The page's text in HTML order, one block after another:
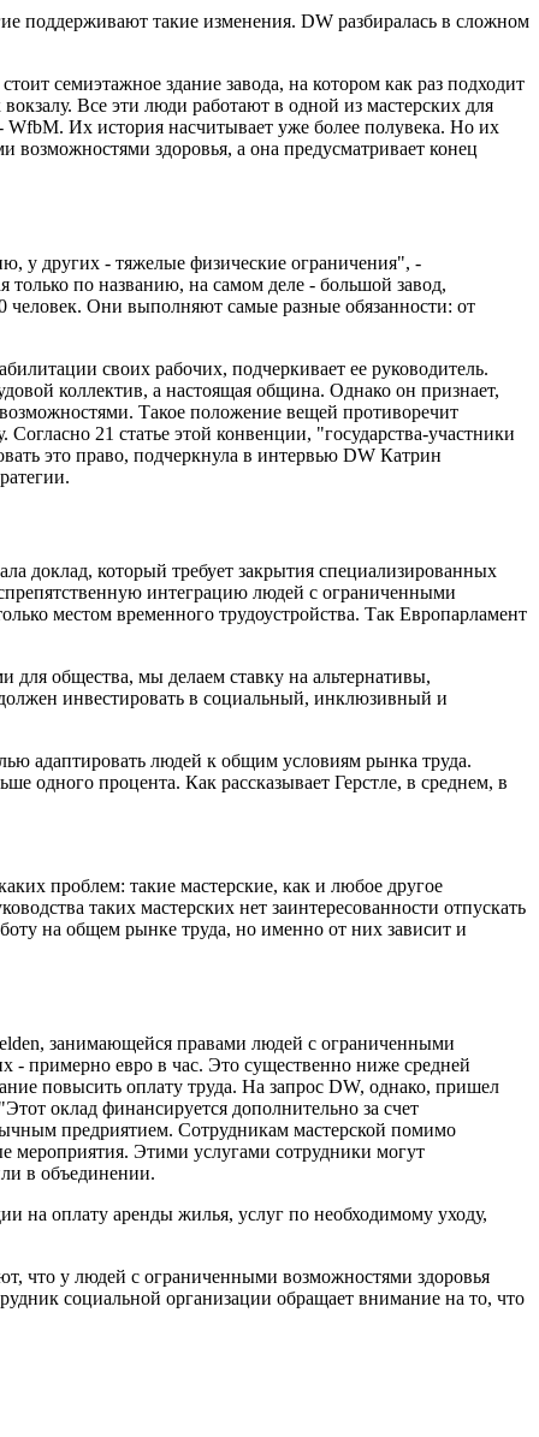
поддерживают такие изменения. DW разбиралась в сложном
семиэтажное здание завода, на котором как раз подходит
Все эти люди работают в одной из мастерских для
Их история насчитывает уже более полувека. Но их
здоровья, а она предусматривает конец
у других - тяжелые физические ограничения", -
только по названию, на самом деле - большой завод,
человек. Они выполняют самые разные обязанности: от
своих рабочих, подчеркивает ее руководитель.
коллектив, а настоящая община. Однако он признает,
Такое положение вещей противоречит
21 статье этой конвенции, "государства-участники
это право, подчеркнула в интервью DW Катрин
доклад, который требует закрытия специализированных
интеграцию людей с ограниченными
местом временного трудоустройства. Так Европарламент
общества, мы делаем ставку на альтернативы,
инвестировать в социальный, инклюзивный и
адаптировать людей к общим условиям рынка труда.
одного процента. Как рассказывает Герстле, в среднем, в
проблем: такие мастерские, как и любое другое
таких мастерских нет заинтересованности отпускать
на общем рынке труда, но именно от них зависит и
занимающейся правами людей с ограниченными
- примерно евро в час. Это существенно ниже средней
повысить оплату труда. На запрос DW, однако, пришел
оклад финансируется дополнительно за счет
предриятием. Сотрудникам мастерской помимо
мероприятия. Этими услугами сотрудники могут
в объединении.
на оплату аренды жилья, услуг по необходимому уходу,
что у людей с ограниченными возможностями здоровья
социальной организации обращает внимание на то, что